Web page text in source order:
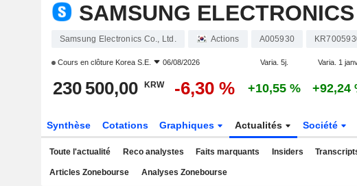
SAMSUNG
Samsung Electronics Co., Ltd. Actions A005930
Cours en clôture Korea S.E. 06/08/2026 Varia. 5j. Varia. 1
230 500,00 KRW -6,30 % +10,55 % +92,24
Synthèse Cotations Graphiques Actualités Société
Toute l'actualité Reco analystes Faits marquants Insiders
Articles Zonebourse Analyses Zonebourse